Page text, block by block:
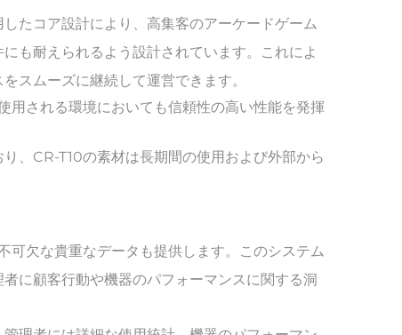
たコア設計により、高集客のアーケードゲーム
も耐えられるよう設計されています。これによ
スムーズに継続して運営できます。
用される環境においても信頼性の高い性能を発揮
、CR-T10の素材は長期間の使用および外部から
可欠な貴重なデータも提供します。このシステム
に顧客行動や機器のパフォーマンスに関する洞